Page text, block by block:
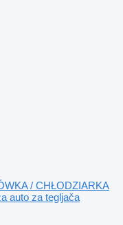
/ CHŁODZIARKA
auto za tegljača